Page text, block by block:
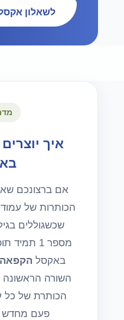
לשאלון אקסל
איך
אם ברצונכם
הכותרות של
שכשגוללים
מספר 1 תמיד
באקסלהקפאה.
השורה הראשונה
הכותרת של כל
פעם מחדש